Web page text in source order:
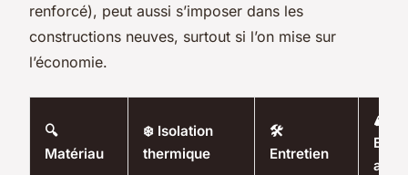
renforcé), peut aussi s’imposer dans les
constructions neuves, surtout si l’on mise sur
l’économie.
🔍
Matériau
❄️ Isolation
thermique
🛠️
Entretien
🏔️